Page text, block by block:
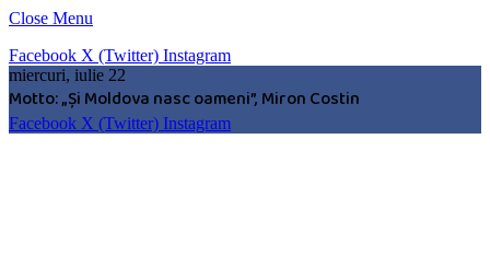
Close Menu
Facebook X (Twitter) Instagram
miercuri, iulie 22
Motto: „Şi Moldova nasc oameni”, Miron Costin
Facebook X (Twitter) Instagram